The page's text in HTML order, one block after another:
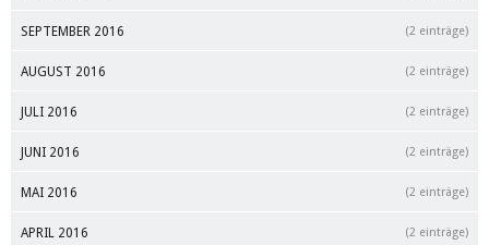
SEPTEMBER 2016 (2 einträge)
AUGUST 2016 (2 einträge)
JULI 2016 (2 einträge)
JUNI 2016 (2 einträge)
MAI 2016 (2 einträge)
APRIL 2016 (2 einträge)